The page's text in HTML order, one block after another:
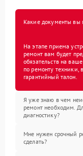
Какие документы вы
На этапе приема
ремонт вам будет
обязательств на
по ремонту техники,
гарантийный талон.
Я уже знаю в чем
ремонт необходим.
диагностику?
Мне нужен срочный
сделать?